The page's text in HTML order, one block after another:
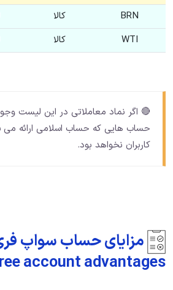
BRN کالا
WTI
کالا
🔴 اگر نماد معاملاتی در این لیست
حساب هایی که حساب اسلامی ارائه
کاربران نخواهد بود.
مزایای حساب سواپ
account advantages